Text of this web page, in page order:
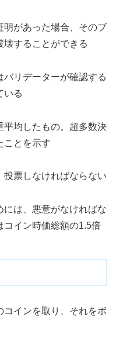
があった場合、そのブ
壊することができる
リデーターが確認する
いる
平均したもの。超多数決
ことを示す
票しなければならない
には、悪意がなければな
コイン時価総額の1.5倍
コインを取り、それをボ